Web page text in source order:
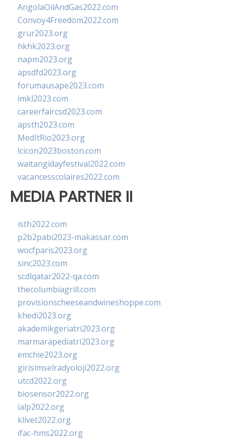
AngolaOilAndGas2022.com
Convoy4Freedom2022.com
grur2023.org
hkhk2023.org
napm2023.org
apsdfd2023.org
forumausape2023.com
imkl2023.com
careerfaircsd2023.com
apsth2023.com
MedItRio2023.org
lcicon2023boston.com
waitangidayfestival2022.com
vacancesscolaires2022.com
MEDIA PARTNER II
isth2022.com
p2b2pabi2023-makassar.com
wocfparis2023.org
sinc2023.com
scdlqatar2022-qa.com
thecolumbiagrill.com
provisionscheeseandwineshoppe.com
khedi2023.org
akademikgeriatri2023.org
marmarapediatri2023.org
emchie2023.org
girisimselradyoloji2022.org
utcd2022.org
biosensor2022.org
ialp2022.org
klivet2022.org
ifac-hms2022.org